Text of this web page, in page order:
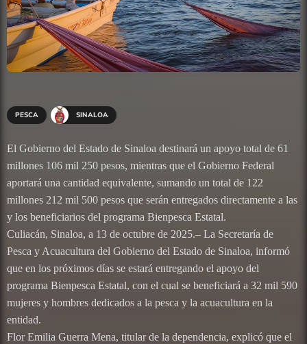
PESCA SINALOA
El Gobierno del Estado de Sinaloa destinará un apoyo total de 61
millones 106 mil 250 pesos, mientras que el Gobierno Federal
aportará una cantidad equivalente, sumando un total de 122
millones 212 mil 500 pesos que serán entregados directamente a las
y los beneficiarios del programa Bienpesca Estatal.
Culiacán, Sinaloa, a 13 de octubre de 2025.– La Secretaría de
Pesca y Acuacultura del Gobierno del Estado de Sinaloa, informó
que en los próximos días se estará entregando el apoyo del
programa Bienpesca Estatal, con el cual se beneficiará a 32 mil 590
mujeres y hombres dedicados a la pesca y la acuacultura en la
entidad.
Flor Emilia Guerra Mena, titular de la dependencia, explicó que el